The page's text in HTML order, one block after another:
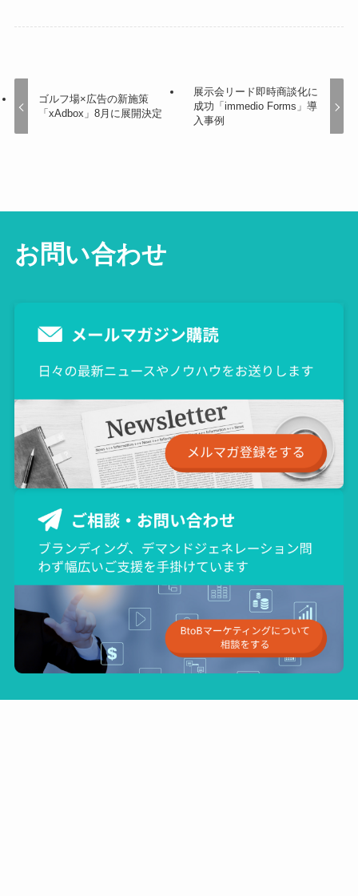
ゴルフ場×広告の新施策
「xAdbox」8月に展開決定
展示会リード即時商談化に
成功「immedio Forms」導
入事例
お問い合わせ